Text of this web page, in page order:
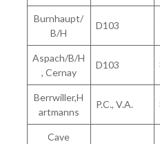
Burnhaupt/
B/H
D103
Aspach/B/H
, Cernay
D103
Berrwiller,H
artmanns
P.C., V.A.
Cave